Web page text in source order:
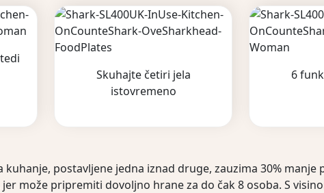
Skuhajte četiri jela
istovremeno
6
kuhanje, postavljene jedna iznad druge, zauzima 30%
može pripremiti dovoljno hrane za do čak 8 osoba. S